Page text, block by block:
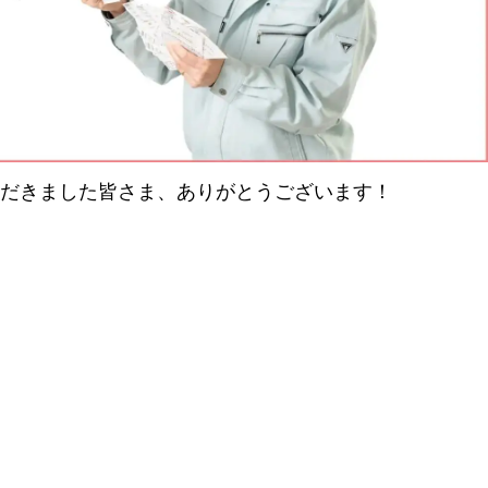
きました皆さま、ありがとうございます！